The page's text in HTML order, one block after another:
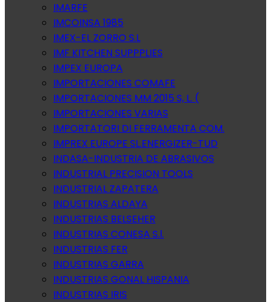
IMARFE
IMCOINSA 1985
IMEX-EL ZORRO S.L
IMF KITCHEN SUPPPLIES
IMPEX EUROPA
IMPORTACIONES COMAFE
IMPORTACIONES MM 2015 S, L. (
IMPORTACIONES VARIAS
IMPORTATORI DI FERRAMENTA COM.
IMPREX EUROPE SL.ENERGIZER-TUD
INDASA-INDUSTRIA DE ABRASIVOS
INDUSTRIAL PRECISION TOOLS
INDUSTRIAL ZAPATERA
INDUSTRIAS ALDAYA
INDUSTRIAS BELSEHER
INDUSTRIAS CONESA S.l.
INDUSTRIAS FER
INDUSTRIAS GARRA
INDUSTRIAS GONAL HISPANIA
INDUSTRIAS IRIS